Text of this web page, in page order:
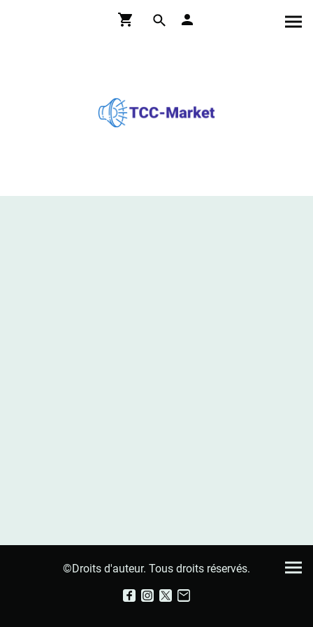
©Droits d'auteur. Tous droits réservés.